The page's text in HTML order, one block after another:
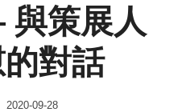
策展人
對話
2020-09-28